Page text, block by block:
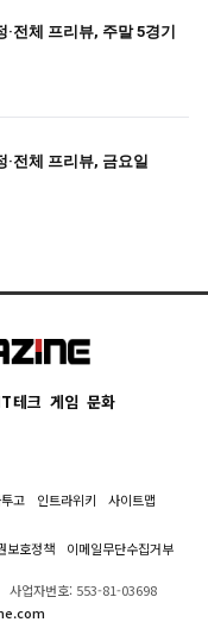
·전체 프리뷰, 주말 5경기
·전체 프리뷰, 금요일
테크 게임 문화
고 인트라위키 사이트맵
보호정책 이메일무단수집거부
사업자번호: 553-81-03698